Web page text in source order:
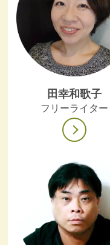
田幸和歌子
フリーライター